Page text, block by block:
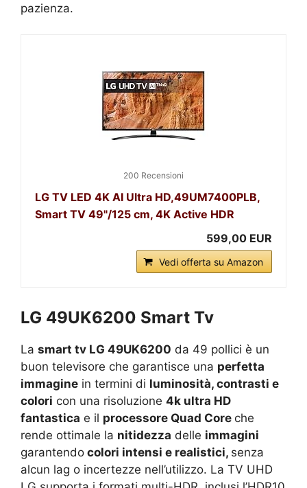
pazienza.
200 Recensioni
LG TV LED 4K AI Ultra HD,49UM7400PLB,
Smart TV 49"/125 cm, 4K Active HDR
599,00 EUR
Vedi offerta su Amazon
LG 49UK6200 Smart Tv
La smart tv LG 49UK6200 da 49 pollici è un
buon televisore che garantisce una perfetta
immagine in termini di luminosità, contrasti e
colori con una risoluzione 4k ultra HD
fantastica e il processore Quad Core che
rende ottimale la nitidezza delle immagini
garantendo colori intensi e realistici, senza
alcun lag o incertezze nell’utilizzo. La TV UHD